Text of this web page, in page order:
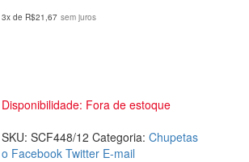
3x de R$21,67 sem juros
Disponibilidade: Fora de estoque
SKU: SCF448/12 Categoria: Chupetas
o Facebook Twitter E-mail